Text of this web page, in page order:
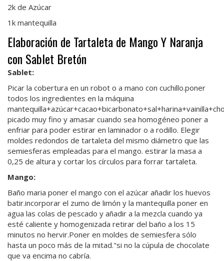
2k de Azúcar
1k mantequilla
Elaboración de Tartaleta de Mango Y Naranja
con Sablet Bretón
Sablet:
Picar la cobertura en un robot o a mano con cuchillo.poner
todos los ingredientes en la máquina
picado muy fino y amasar cuando sea homogéneo poner a
enfriar para poder estirar en laminador o a rodillo. Elegir
moldes redondos de tartaleta del mismo diámetro que las
semiesferas empleadas para el mango. estirar la masa a
0,25 de altura y cortar los círculos para forrar tartaleta.
Mango:
Baño maria poner el mango con el azúcar añadir los huevos
batir.incorporar el zumo de limón y la mantequilla poner en
agua las colas de pescado y añadir a la mezcla cuando ya
esté caliente y homogenizada retirar del baño a los 15
minutos no hervir.Poner en moldes de semiesfera sólo
hasta un poco más de la mitad."si no la cúpula de chocolate
que va encima no cabría.